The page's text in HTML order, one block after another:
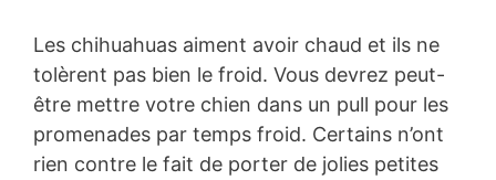
Les chihuahuas aiment avoir chaud et ils ne
tolèrent pas bien le froid. Vous devrez peut-
être mettre votre chien dans un pull pour les
promenades par temps froid. Certains n’ont
rien contre le fait de porter de jolies petites